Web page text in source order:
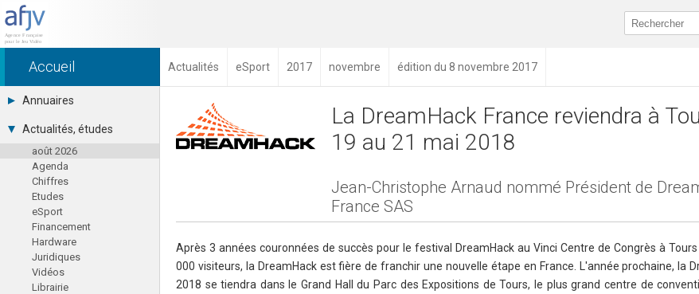
Accueil Actualités eSport 2017 novembre édition du 8 novembre 2017
Annuaires
Toutes les sociétés (691)
Studios (418)
Editeurs (49)
Distributeurs (16)
Hard. / Accessoires (10)
Middlewares (15)
Prestataires (99)
Assoc. / Syndicats (21)
Formations / Ecoles (46)
Presse spécialisée (17)
Actualités, études
août 2026
Agenda
Chiffres
Etudes
eSport
Financement
Hardware
Juridiques
Vidéos
Librairie
La DreamHack France reviendra à
19 au 21 mai 2018
Jean-Christophe Arnaud nommé Président de
France SAS
Après 3 années couronnées de succès pour le festival DreamHack au Vinci Centre de Congrès à
000 visiteurs, la DreamHack est fière de franchir une nouvelle étape en France. L'année prochaine, la
2018 se tiendra dans le Grand Hall du Parc des Expositions de Tours, le plus grand centre de